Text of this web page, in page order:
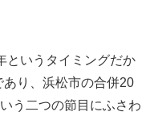
というタイミングだか
り、浜松市の合併20
う二つの節目にふさわ